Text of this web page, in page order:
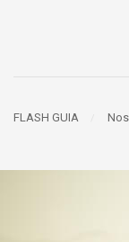
FLASH GUIA